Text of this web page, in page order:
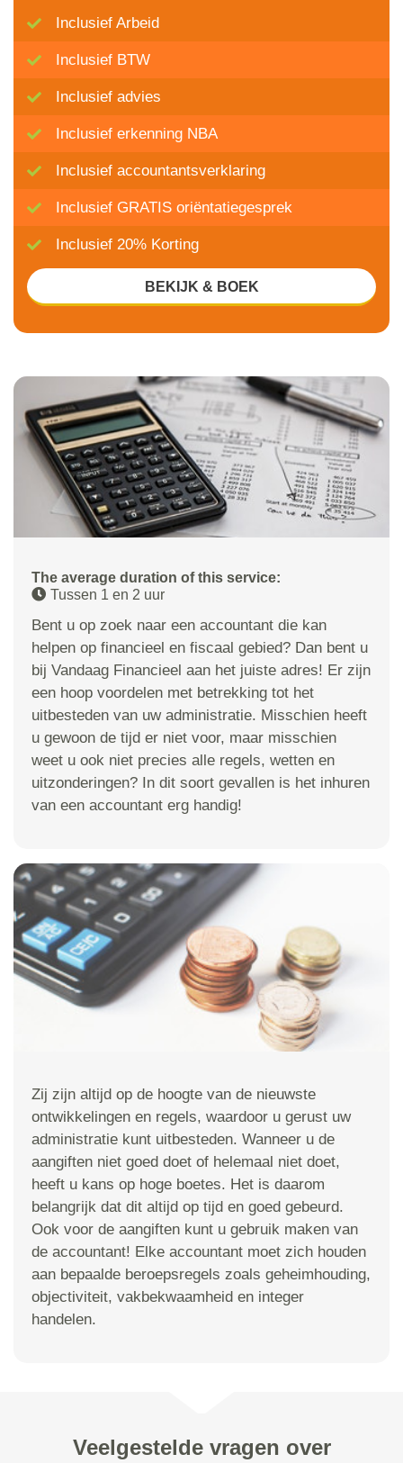
The average duration of this service:
Tussen 1 en 2 uur
Bent u op zoek naar een accountant die kan
helpen op financieel en fiscaal gebied? Dan bent u
bij Vandaag Financieel aan het juiste adres! Er zijn
een hoop voordelen met betrekking tot het
uitbesteden van uw administratie. Misschien heeft
u gewoon de tijd er niet voor, maar misschien
weet u ook niet precies alle regels, wetten en
uitzonderingen? In dit soort gevallen is het inhuren
van een accountant erg handig!
Inclusief Arbeid
Inclusief BTW
Inclusief advies
Inclusief erkenning NBA
Inclusief accountantsverklaring
Inclusief GRATIS oriëntatiegesprek
Inclusief 20% Korting
BEKIJK & BOEK
Zij zijn altijd op de hoogte van de nieuwste
ontwikkelingen en regels, waardoor u gerust uw
administratie kunt uitbesteden. Wanneer u de
aangiften niet goed doet of helemaal niet doet,
heeft u kans op hoge boetes. Het is daarom
belangrijk dat dit altijd op tijd en goed gebeurd.
Ook voor de aangiften kunt u gebruik maken van
de accountant! Elke accountant moet zich houden
aan bepaalde beroepsregels zoals geheimhouding,
objectiviteit, vakbekwaamheid en integer
handelen.
Veelgestelde vragen over